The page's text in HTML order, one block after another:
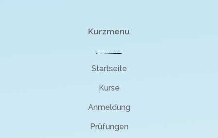
Kurzmenu
Startseite
Kurse
Anmeldung
Prüfungen